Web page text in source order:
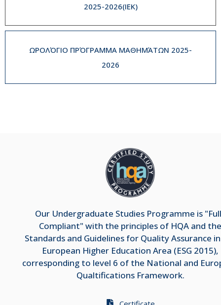
2025-2026(IEK)
ΩΡΟΛΌΓΙΟ ΠΡΌΓΡΑΜΜΑ ΜΑΘΗΜΆΤΩΝ 2025-
2026
Our Undergraduate Studies Programme is
Compliant" with the principles of HQA and the
Standards and Guidelines for Quality Assurance
European Higher Education Area (ESG 2015),
corresponding to level 6 of the National and
Qualtifications Framework.